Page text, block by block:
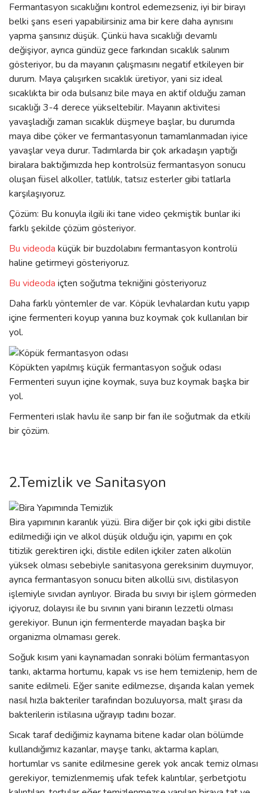
Fermantasyon sıcaklığını kontrol edemezseniz, iyi bir birayı
belki şans eseri yapabilirsiniz ama bir kere daha aynısını
yapma şansınız düşük. Çünkü hava sıcaklığı devamlı
değişiyor, ayrıca gündüz gece farkından sıcaklık salınım
gösteriyor, bu da mayanın çalışmasını negatif etkileyen bir
durum. Maya çalışırken sıcaklık üretiyor, yani siz ideal
sıcaklıkta bir oda bulsanız bile maya en aktif olduğu zaman
sıcaklığı 3-4 derece yükseltebilir. Mayanın aktivitesi
yavaşladığı zaman sıcaklık düşmeye başlar, bu durumda
maya dibe çöker ve fermantasyonun tamamlanmadan iyice
yavaşlar veya durur. Tadımlarda bir çok arkadaşın yaptığı
biralara baktığımızda hep kontrolsüz fermantasyon sonucu
oluşan füsel alkoller, tatlılık, tatsız esterler gibi tatlarla
karşılaşıyoruz.
Çözüm: Bu konuyla ilgili iki tane video çekmiştik bunlar iki
farklı şekilde çözüm gösteriyor.
Bu videoda küçük bir buzdolabını fermantasyon kontrolü
haline getirmeyi gösteriyoruz.
Bu videoda içten soğutma tekniğini gösteriyoruz
Daha farklı yöntemler de var. Köpük levhalardan kutu yapıp
içine fermenteri koyup yanına buz koymak çok kullanılan bir
yol.
Köpükten yapılmış küçük fermantasyon soğuk odası
Fermenteri suyun içine koymak, suya buz koymak başka bir
yol.
Fermenteri ıslak havlu ile sarıp bir fan ile soğutmak da etkili
bir çözüm.
2.Temizlik ve Sanitasyon
Bira yapımının karanlık yüzü. Bira diğer bir çok içki gibi distile
edilmediği için ve alkol düşük olduğu için, yapımı en çok
titizlik gerektiren içki, distile edilen içkiler zaten alkolün
yüksek olması sebebiyle sanitasyona gereksinim duymuyor,
ayrıca fermantasyon sonucu biten alkollü sıvı, distilasyon
işlemiyle sıvıdan ayrılıyor. Birada bu sıvıyı bir işlem görmeden
içiyoruz, dolayısı ile bu sıvının yani biranın lezzetli olması
gerekiyor. Bunun için fermenterde mayadan başka bir
organizma olmaması gerek.
Soğuk kısım yani kaynamadan sonraki bölüm fermantasyon
tankı, aktarma hortumu, kapak vs ise hem temizlenip, hem de
sanite edilmeli. Eğer sanite edilmezse, dışarıda kalan yemek
nasıl hızla bakteriler tarafından bozuluyorsa, malt şırası da
bakterilerin istilasına uğrayıp tadını bozar.
Sıcak taraf dediğimiz kaynama bitene kadar olan bölümde
kullandığımız kazanlar, mayşe tankı, aktarma kapları,
hortumlar vs sanite edilmesine gerek yok ancak temiz olması
gerekiyor, temizlenmemiş ufak tefek kalıntılar, şerbetçiotu